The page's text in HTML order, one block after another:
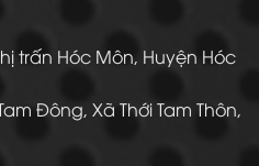
trấn Hóc Môn, Huyện Hóc
Đông, Xã Thới Tam Thôn,